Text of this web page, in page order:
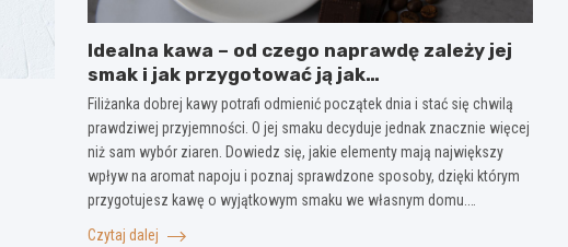
Idealna kawa – od czego naprawdę zależy jej
smak i jak przygotować ją jak
profesjonalista?
Filiżanka dobrej kawy potrafi odmienić początek dnia i stać się chwilą
prawdziwej przyjemności. O jej smaku decyduje jednak znacznie więcej
niż sam wybór ziaren. Dowiedz się, jakie elementy mają największy
wpływ na aromat napoju i poznaj sprawdzone sposoby, dzięki którym
przygotujesz kawę o wyjątkowym smaku we własnym domu.…
Czytaj dalej